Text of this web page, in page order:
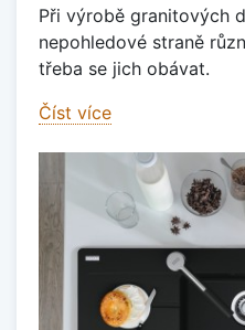
Při výrobě granitových
nepohledové straně
třeba se jich obávat.
Číst více